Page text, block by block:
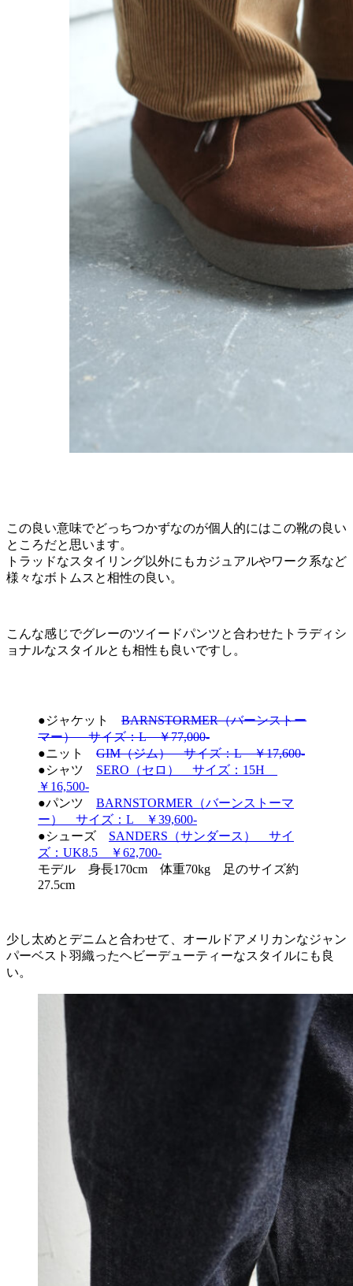
この良い意味でどっちつかずなのが個人的にはこの靴の良い
ところだと思います。
トラッドなスタイリング以外にもカジュアルやワーク系など
様々なボトムスと相性の良い。
こんな感じでグレーのツイードパンツと合わせたトラディシ
ョナルなスタイルとも相性も良いですし。
●ジャケット BARNSTORMER（バーンストー
マー） サイズ：L ￥77,000-
●ニット GIM（ジム） サイズ：L ￥17,600-
●シャツ SERO（セロ） サイズ：15H
￥16,500-
●パンツ BARNSTORMER（バーンストーマ
ー） サイズ：L ￥39,600-
●シューズ SANDERS（サンダース） サイ
ズ：UK8.5 ￥62,700-
モデル 身長170cm 体重70kg 足のサイズ約
27.5cm
少し太めとデニムと合わせて、オールドアメリカンなジャン
パーベスト羽織ったヘビーデューティーなスタイルにも良
い。